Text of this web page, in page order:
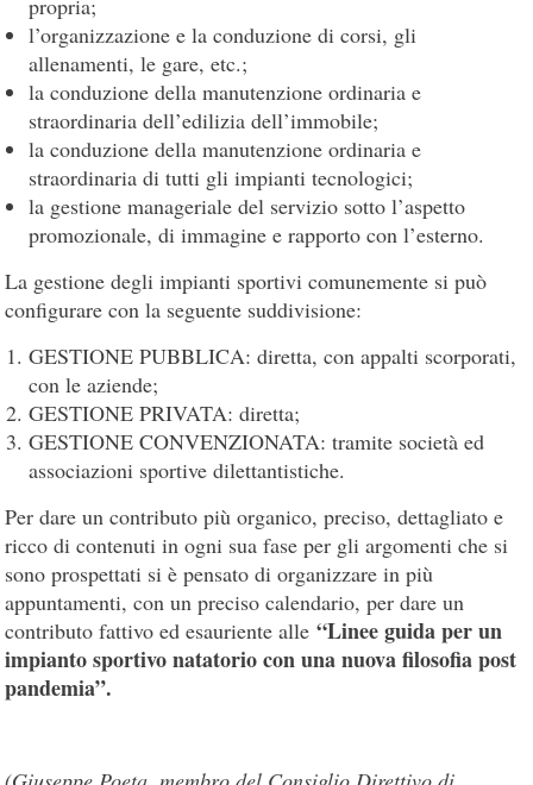
propria;
l’organizzazione e la conduzione di corsi, gli
allenamenti, le gare, etc.;
la conduzione della manutenzione ordinaria e
straordinaria dell’edilizia dell’immobile;
la conduzione della manutenzione ordinaria e
straordinaria di tutti gli impianti tecnologici;
la gestione manageriale del servizio sotto l’aspetto
promozionale, di immagine e rapporto con l’esterno.
La gestione degli impianti sportivi comunemente si può
configurare con la seguente suddivisione:
GESTIONE PUBBLICA: diretta, con appalti scorporati,
con le aziende;
GESTIONE PRIVATA: diretta;
GESTIONE CONVENZIONATA: tramite società ed
associazioni sportive dilettantistiche.
Per dare un contributo più organico, preciso, dettagliato e
ricco di contenuti in ogni sua fase per gli argomenti che si
sono prospettati si è pensato di organizzare in più
appuntamenti, con un preciso calendario, per dare un
contributo fattivo ed esauriente alle“Lineeguida per un
impianto sportivo natatorio con una nuova filosofia post
pandemia”.